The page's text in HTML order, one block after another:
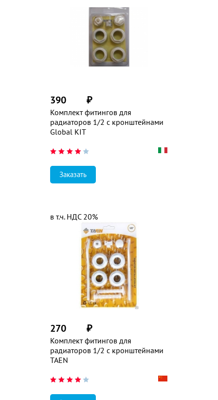
Комплект фитингов для
радиаторов 1/2 с кронштейнами
Global KIT
390 ₽
Заказать
Комплект фитингов для
радиаторов 1/2 с кронштейнами
TAEN
270 ₽
в т.ч. НДС 20%